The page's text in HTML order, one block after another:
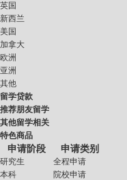
英国
新西兰
美国
加拿大
欧洲
亚洲
其他
留学贷款
推荐朋友留学
其他留学相关
特色商品
申请阶段 申请类别
研究生
全程申请
本科
院校申请